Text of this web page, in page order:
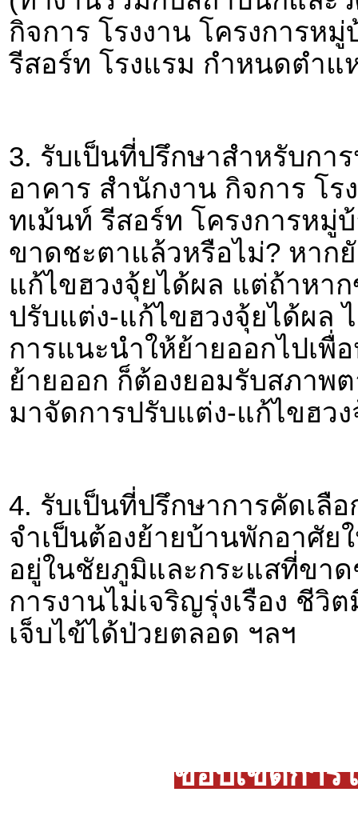
กิจการ โรงงาน โครงการห
รีสอร์ท โรงแรม กำหนดตำแ
3. รับเป็นที่ปรึกษาสำหรับกา
อาคาร สำนักงาน กิจการ โ
ทเม้นท์ รีสอร์ท โครงการห
ขาดชะตาแล้วหรือไม่? หาก
แก้ไขฮวงจุ้ยได้ผล แต่ถ้าหา
ปรับแต่ง-แก้ไขฮวงจุ้ยได้ผล
การแนะนำให้ย้ายออกไปเพื่
ย้ายออก ก็ต้องยอมรับสภาพ
มาจัดการปรับแต่ง-แก้ไขฮว
4. รับเป็นที่ปรึกษาการคัดเลื
จำเป็นต้องย้ายบ้านพักอาศัย
อยู่ในชัยภูมิและกระแสที่ขา
การงานไม่เจริญรุ่งเรือง ชีวิ
เจ็บไข้ได้ป่วยตลอด ฯลฯ
ขอบเขตการ